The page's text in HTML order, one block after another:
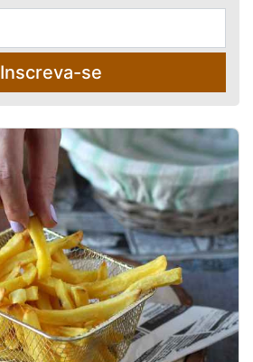
Inscreva-se